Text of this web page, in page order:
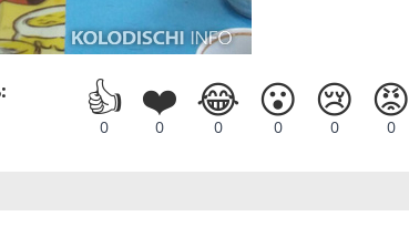
👍
0
❤️
0
😂
0
😮
0
😢
0
😡
0